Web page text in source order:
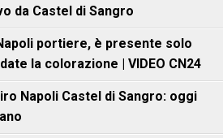
da Castel di Sangro
portiere, è presente solo
la colorazione | VIDEO CN24
Napoli Castel di Sangro: oggi